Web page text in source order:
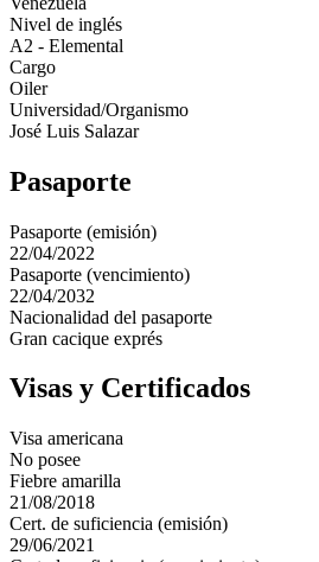
Nivel de inglés
A2 - Elemental
Cargo
Oiler
Universidad/Organismo
José Luis Salazar
Pasaporte
Pasaporte (emisión)
22/04/2022
Pasaporte (vencimiento)
22/04/2032
Nacionalidad del pasaporte
Gran cacique exprés
Visas y Certificados
Visa americana
No posee
Fiebre amarilla
21/08/2018
Cert. de suficiencia (emisión)
29/06/2021